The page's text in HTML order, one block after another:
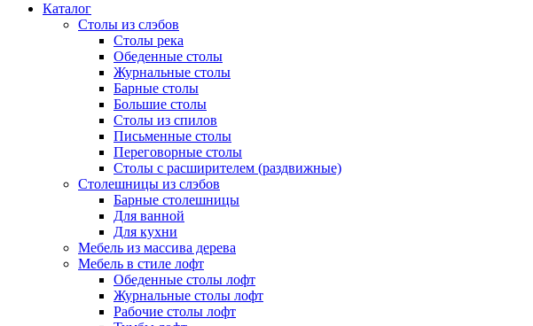
Каталог
Столы из слэбов
Столы река
Обеденные столы
Журнальные столы
Барные столы
Большие столы
Столы из спилов
Письменные столы
Переговорные столы
Столы с расширителем (раздвижные)
Столешницы из слэбов
Барные столешницы
Для ванной
Для кухни
Мебель из массива дерева
Мебель в стиле лофт
Обеденные столы лофт
Журнальные столы лофт
Рабочие столы лофт